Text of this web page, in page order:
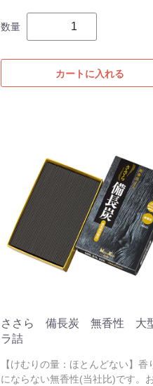
数量
カートに入れる
ささら 備長炭 無香性 大
ラ詰
【けむりの量：ほとんどない】香
にならない無香性(当社比)です。